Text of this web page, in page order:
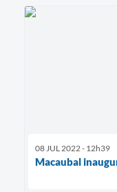
08 JUL 2022 - 12h39
Macaubal